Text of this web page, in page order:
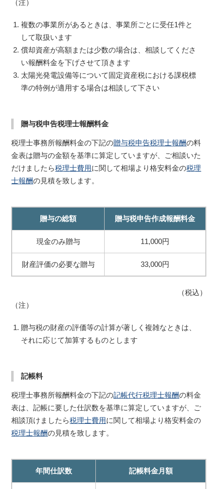
（注）
複数の事業所があるときは、事業所ごとに受任1件と
して取扱います
償却資産が高額または少数の場合は、相談してくださ
い報酬料金を下げさせて頂きます
太陽光発電設備等について固定資産税における課税標
準の特例が適用する場合は相談して下さい
贈与税申告税理士報酬料金
税理士事務所報酬料金の下記の贈与税申告税理士報酬の料
金表は贈与の金額を基準に算定していますが、ご相談いた
だけましたら税理士費用に関して相場より格安料金の税理
士報酬の見積を致します。
贈与の総額 贈与税申告作成報酬料金
現金のみ贈与 11,000円
財産評価の必要な贈与 33,000円
（税込）
（注）
贈与税の財産の評価等の計算が著しく複雑なときは、
それに応じて加算するものとします
記帳料
税理士事務所報酬料金の下記の記帳代行税理士報酬の料金
表は、記帳に要した仕訳数を基準に算定していますが、ご
相談頂けましたら税理士費用に関して相場より格安料金の
税理士報酬の見積を致します。
年間仕訳数 記帳料金月額